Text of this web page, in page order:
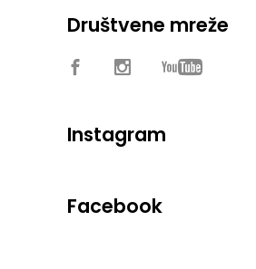
Društvene mreže
Instagram
Facebook